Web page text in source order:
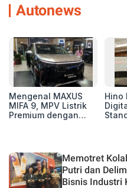
Autonews
Mengenal MAXUS
MIFA 9, MPV Listrik
Premium dengan
Hino
Memotret
Putri dan
Bisnis Industri